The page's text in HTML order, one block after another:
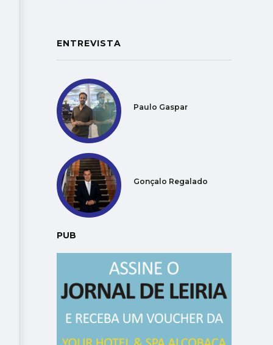
ENTREVISTA
Paulo Gaspar
Gonçalo Regalado
PUB